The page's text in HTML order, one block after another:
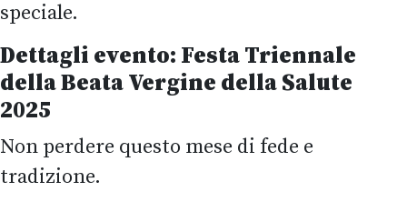
speciale.
Dettagli evento: Festa Triennale
della Beata Vergine della Salute
2025
Non perdere questo mese di fede e
tradizione.